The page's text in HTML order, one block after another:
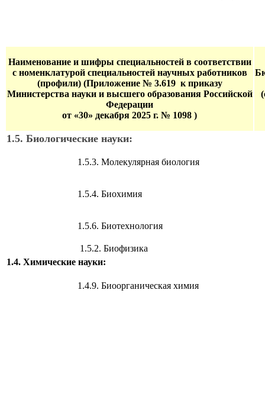
Наименование и шифры специальностей в соответствии
с номенклатурой специальностей научных работников
(профили) (Приложение № 3.619 к приказу
Министерства науки и высшего образования Российской
Федерации
от «30» декабря 2025 г. № 1098 )
1.5. Биологические науки:
1.5.3. Молекулярная биология
1.5.4. Биохимия
1.5.6. Биотехнология
1.5.2. Биофизика
1.4. Химические науки:
1.4.9. Биоорганическая химия